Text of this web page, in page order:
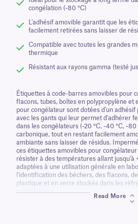
congélation (-80 °C)
L'adhésif amovible garantit que les
facilement retirées sans laisser de
Compatible avec toutes les grandes
thermique
Résistant aux rayons gamma (testé
Étiquettes à code-barres amovibles pour
flacons, tubes, boîtes en polypropylène et
pour congélateur sont dotées d'un adhésif
avec les gants qui leur permet d'adhérer
dans les congélateurs (-20 °C, -40 °C, -80
carbonique, tout en restant facilement
ambiante sans laisser de résidus.
ces étiquettes amovibles pour
résister à des températures allant jusqu'à
adaptées à une utilisation générale en
l'identification des béchers, des flacons,
plastique et en verre stockés dans les
congélateurs.
Read More